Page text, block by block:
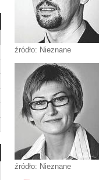
źródło: Nieznane
źródło: Nieznane